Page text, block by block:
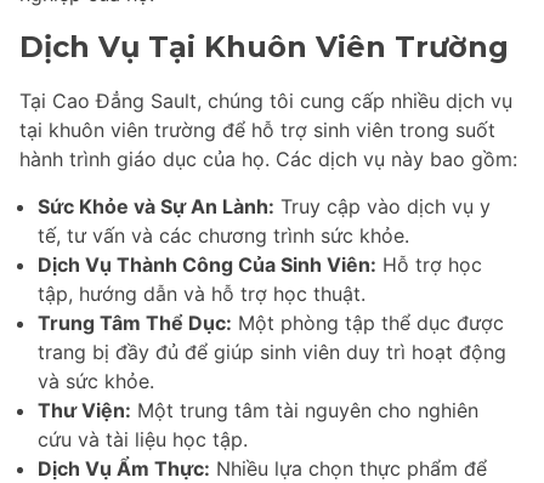
Dịch Vụ Tại Khuôn Viên Trường
Tại Cao Đẳng Sault, chúng tôi cung cấp nhiều dịch vụ
tại khuôn viên trường để hỗ trợ sinh viên trong suốt
hành trình giáo dục của họ. Các dịch vụ này bao gồm:
Sức Khỏe và Sự An Lành: Truy cập vào dịch vụ y
tế, tư vấn và các chương trình sức khỏe.
Dịch Vụ Thành Công Của Sinh Viên: Hỗ trợ học
tập, hướng dẫn và hỗ trợ học thuật.
Trung Tâm Thể Dục: Một phòng tập thể dục được
trang bị đầy đủ để giúp sinh viên duy trì hoạt động
và sức khỏe.
Thư Viện: Một trung tâm tài nguyên cho nghiên
cứu và tài liệu học tập.
Dịch Vụ Ẩm Thực: Nhiều lựa chọn thực phẩm để